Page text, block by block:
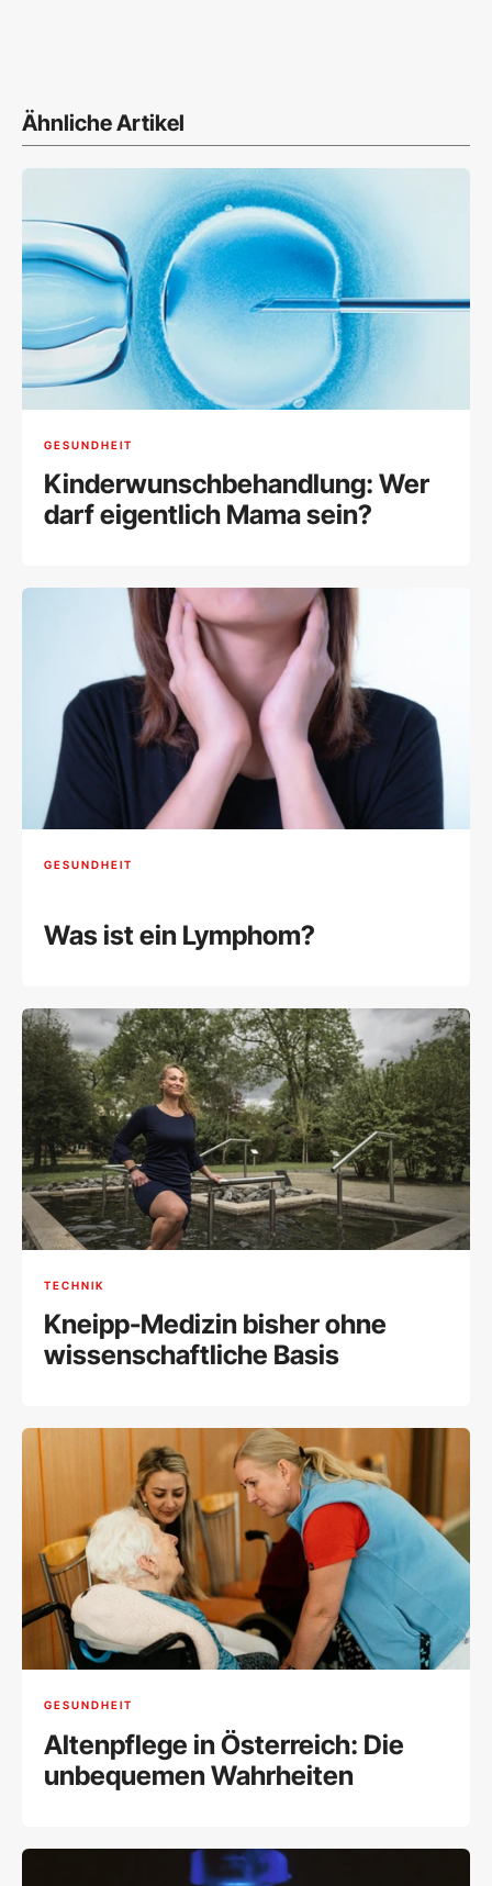
Ähnliche Artikel
GESUNDHEIT
Kinderwunschbehandlung: Wer
darf eigentlich Mama sein?
GESUNDHEIT
Was ist ein Lymphom?
TECHNIK
Kneipp-Medizin bisher ohne
wissenschaftliche Basis
GESUNDHEIT
Altenpflege in Österreich: Die
unbequemen Wahrheiten